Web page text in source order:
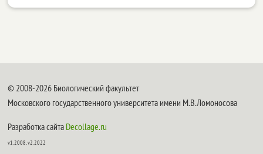
© 2008-2026 Биологический факультет
Московского государственного университета имени М.В.Ломоносова
Разработка сайта Decollage.ru
v1.2008, v2.2022